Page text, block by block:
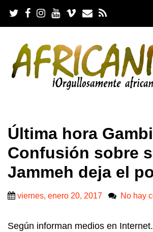
i
Última hora
Confusión sobre
Jammeh deja el
viernes, enero 20, 2017 No hay
Según informan medios en Internet.